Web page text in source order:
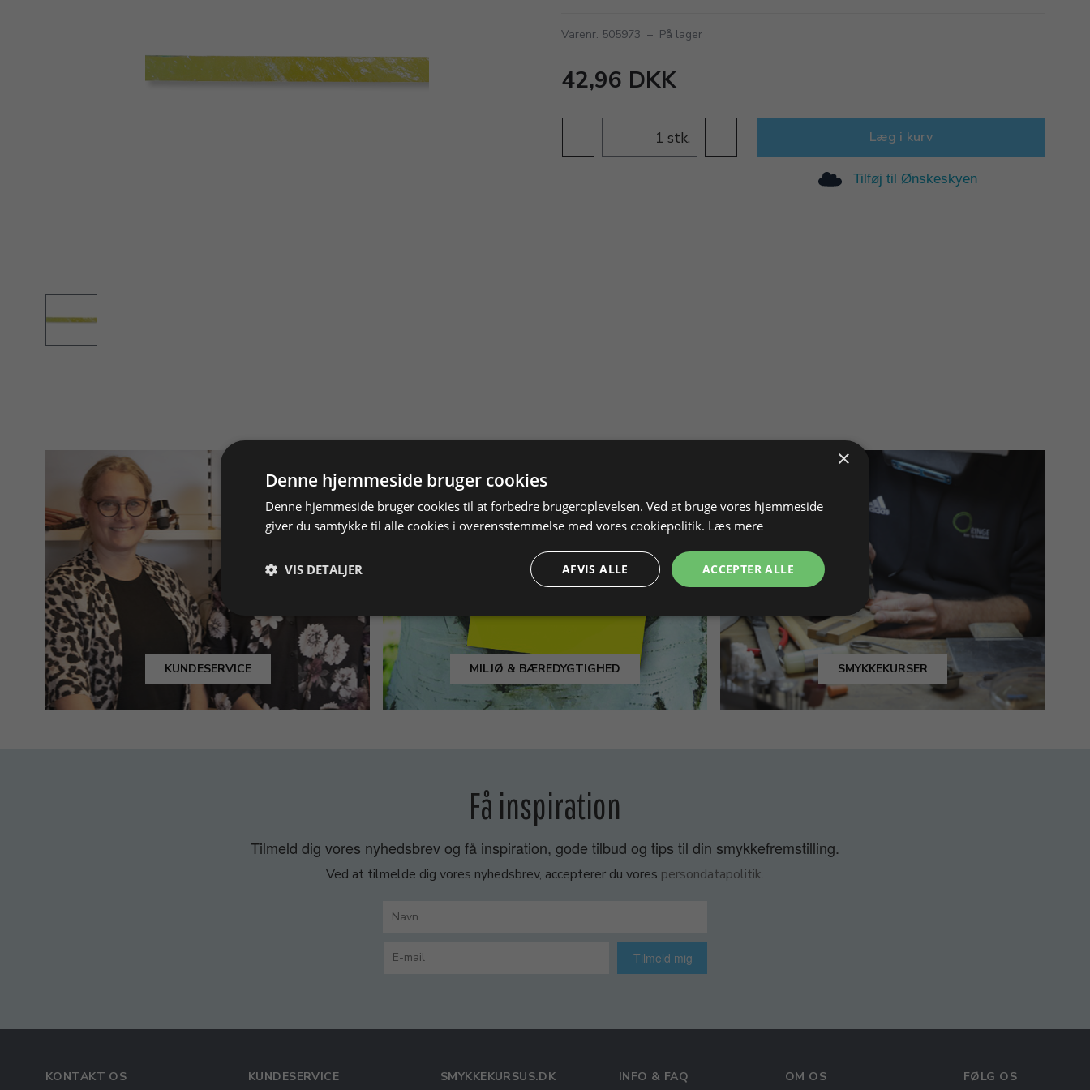
Varenr. 505973 – På lager
42,96 DKK
stk. Læg i kurv
Tilføj til Ønskeskyen
KUNDESERVICE MILJØ & BÆREDYGTIGHED SMYKKEKURSER
Få inspiration
Tilmeld dig vores nyhedsbrev og få inspiration, gode tilbud og tips til din smykkefremstilling.
Ved at tilmelde dig vores nyhedsbrev, accepterer du vores persondatapolitik.
Tilmeld mig
KONTAKT OS KUNDESERVICE SMYKKEKURSUS.DK INFO & FAQ OM OS FØLG OS
×
Denne hjemmeside bruger cookies
Denne hjemmeside bruger cookies til at forbedre brugeroplevelsen. Ved at bruge vores hjemmeside
giver du samtykke til alle cookies i overensstemmelse med vores cookiepolitik. Læs mere
ACCEPTER ALLE
AFVIS ALLE
VIS DETALJER